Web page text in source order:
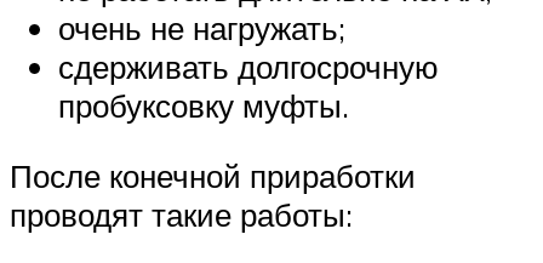
очень не нагружать;
сдерживать долгосрочную
пробуксовку муфты.
После конечной приработки
проводят такие работы: